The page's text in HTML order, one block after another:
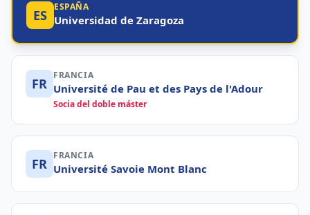
ES
ESPAÑA
Universidad de Zaragoza
FR
FRANCIA
Université de Pau et des Pays de l'Adour
Socia del doble máster
FR
FRANCIA
Université Savoie Mont Blanc